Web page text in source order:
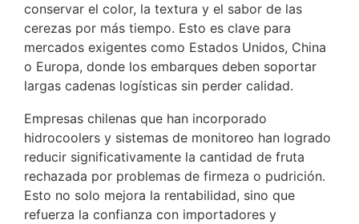
conservar el color, la textura y el sabor de las
cerezas por más tiempo. Esto es clave para
mercados exigentes como Estados Unidos, China
o Europa, donde los embarques deben soportar
largas cadenas logísticas sin perder calidad.
Empresas chilenas que han incorporado
hidrocoolers y sistemas de monitoreo han logrado
reducir significativamente la cantidad de fruta
rechazada por problemas de firmeza o pudrición.
Esto no solo mejora la rentabilidad, sino que
refuerza la confianza con importadores y